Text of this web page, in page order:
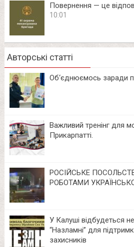
Повернення — це
10:01
Авторські статті
Об‘єднюємось заради
Важливий тренінг для
Прикарпатті.
РОСІЙСЬКЕ
РОБОТАМИ
У Калуші відбудеться
“Назламні” для
захисників